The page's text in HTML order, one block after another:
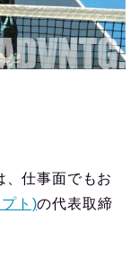
、仕事面でもお
ト)の代表取締